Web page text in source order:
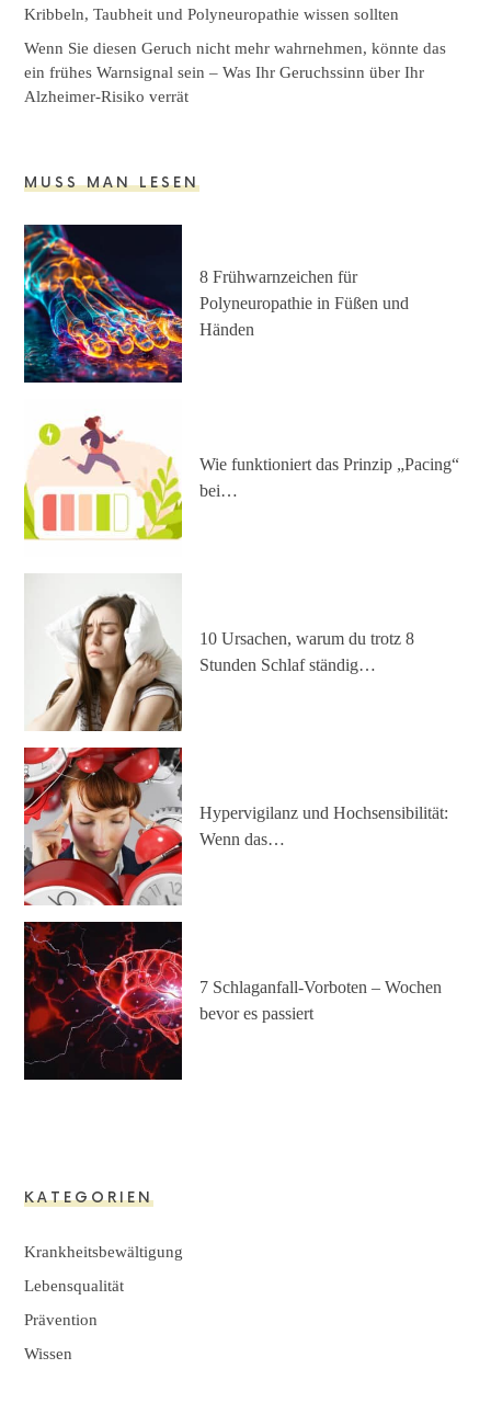
Kribbeln, Taubheit und Polyneuropathie wissen sollten
Wenn Sie diesen Geruch nicht mehr wahrnehmen, könnte das
ein frühes Warnsignal sein – Was Ihr Geruchssinn über Ihr
Alzheimer-Risiko verrät
MUSS MAN LESEN
8 Frühwarnzeichen für
Polyneuropathie in Füßen und
Händen
Wie funktioniert das Prinzip „Pacing“
bei…
10 Ursachen, warum du trotz 8
Stunden Schlaf ständig…
Hypervigilanz und Hochsensibilität:
Wenn das…
7 Schlaganfall-Vorboten – Wochen
bevor es passiert
KATEGORIEN
Krankheitsbewältigung
Lebensqualität
Prävention
Wissen